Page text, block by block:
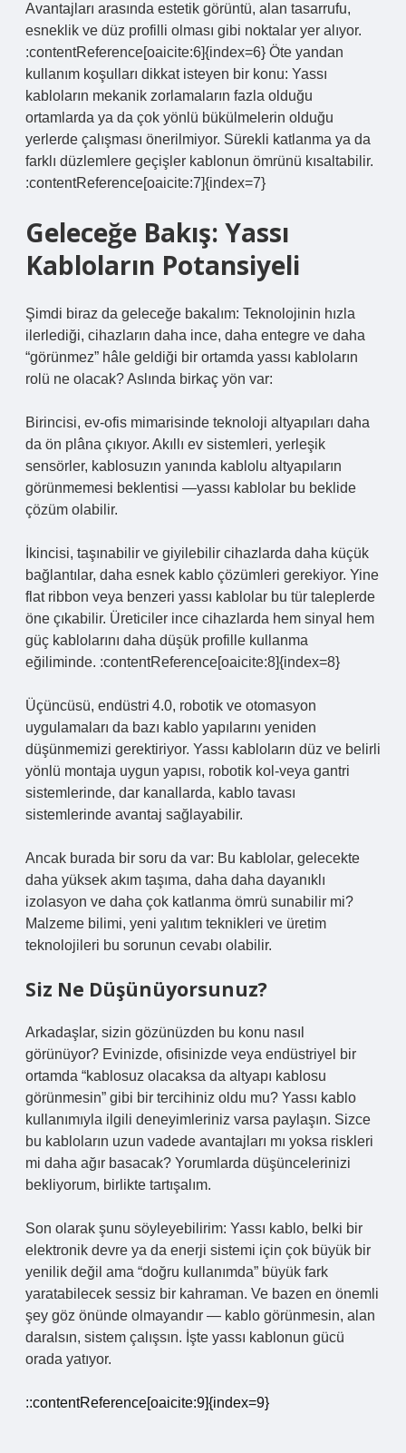
Avantajları arasında estetik görüntü, alan tasarrufu,
esneklik ve düz profilli olması gibi noktalar yer alıyor.
:contentReference[oaicite:6]{index=6} Öte yandan
kullanım koşulları dikkat isteyen bir konu: Yassı
kabloların mekanik zorlamaların fazla olduğu
ortamlarda ya da çok yönlü bükülmelerin olduğu
yerlerde çalışması önerilmiyor. Sürekli katlanma ya da
farklı düzlemlere geçişler kablonun ömrünü kısaltabilir.
:contentReference[oaicite:7]{index=7}
Geleceğe Bakış: Yassı
Kabloların Potansiyeli
Şimdi biraz da geleceğe bakalım: Teknolojinin hızla
ilerlediği, cihazların daha ince, daha entegre ve daha
“görünmez” hâle geldiği bir ortamda yassı kabloların
rolü ne olacak? Aslında birkaç yön var:
Birincisi, ev‑ofis mimarisinde teknoloji altyapıları daha
da ön plâna çıkıyor. Akıllı ev sistemleri, yerleşik
sensörler, kablosuzın yanında kablolu altyapıların
görünmemesi beklentisi —yassı kablolar bu beklide
çözüm olabilir.
İkincisi, taşınabilir ve giyilebilir cihazlarda daha küçük
bağlantılar, daha esnek kablo çözümleri gerekiyor. Yine
flat ribbon veya benzeri yassı kablolar bu tür taleplerde
öne çıkabilir. Üreticiler ince cihazlarda hem sinyal hem
güç kablolarını daha düşük profille kullanma
eğiliminde. :contentReference[oaicite:8]{index=8}
Üçüncüsü, endüstri 4.0, robotik ve otomasyon
uygulamaları da bazı kablo yapılarını yeniden
düşünmemizi gerektiriyor. Yassı kabloların düz ve belirli
yönlü montaja uygun yapısı, robotik kol‑veya gantri
sistemlerinde, dar kanallarda, kablo tavası
sistemlerinde avantaj sağlayabilir.
Ancak burada bir soru da var: Bu kablolar, gelecekte
daha yüksek akım taşıma, daha daha dayanıklı
izolasyon ve daha çok katlanma ömrü sunabilir mi?
Malzeme bilimi, yeni yalıtım teknikleri ve üretim
teknolojileri bu sorunun cevabı olabilir.
Siz Ne Düşünüyorsunuz?
Arkadaşlar, sizin gözünüzden bu konu nasıl
görünüyor? Evinizde, ofisinizde veya endüstriyel bir
ortamda “kablosuz olacaksa da altyapı kablosu
görünmesin” gibi bir tercihiniz oldu mu? Yassı kablo
kullanımıyla ilgili deneyimleriniz varsa paylaşın. Sizce
bu kabloların uzun vadede avantajları mı yoksa riskleri
mi daha ağır basacak? Yorumlarda düşüncelerinizi
bekliyorum, birlikte tartışalım.
Son olarak şunu söyleyebilirim: Yassı kablo, belki bir
elektronik devre ya da enerji sistemi için çok büyük bir
yenilik değil ama “doğru kullanımda” büyük fark
yaratabilecek sessiz bir kahraman. Ve bazen en önemli
şey göz önünde olmayandır — kablo görünmesin, alan
daralsın, sistem çalışsın. İşte yassı kablonun gücü
orada yatıyor.
::contentReference[oaicite:9]{index=9}